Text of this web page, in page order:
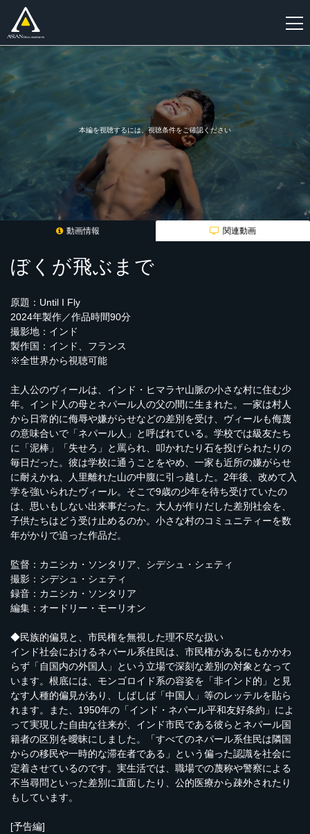
規
本編を視聴するには、視聴条件をご確認ください
動画情報 関連動画
ぼくが飛ぶまで
原題：Until I Fly
2024年製作／作品時間90分
撮影地：インド
製作国：インド、フランス
※全世界から視聴可能
主人公のヴィールは、インド・ヒマラヤ山脈の小さな村に住む少
年。インド人の母とネパール人の父の間に生まれた。一家は村人
から日常的に侮辱や嫌がらせなどの差別を受け、ヴィールも侮蔑
の意味合いで「ネパール人」と呼ばれている。学校では級友たち
に「泥棒」「失せろ」と罵られ、叩かれたり石を投げられたりの
毎日だった。彼は学校に通うことをやめ、一家も近所の嫌がらせ
に耐えかね、人里離れた山の中腹に引っ越した。2年後、改めて入
学を強いられたヴィール。そこで9歳の少年を待ち受けていたの
は、思いもしない出来事だった。大人が作りだした差別社会を、
子供たちはどう受け止めるのか。小さな村のコミュニティーを数
年がかりで追った作品だ。
監督：カニシカ・ソンタリア、シデシュ・シェティ
撮影：シデシュ・シェティ
録音：カニシカ・ソンタリア
編集：オードリー・モーリオン
◆民族的偏見と、市民権を無視した理不尽な扱い
インド社会におけるネパール系住民は、市民権があるにもかかわ
らず「自国内の外国人」という立場で深刻な差別の対象となって
います。根底には、モンゴロイド系の容姿を「非インド的」と見
なす人種的偏見があり、しばしば「中国人」等のレッテルを貼ら
れます。また、1950年の「インド・ネパール平和友好条約」によ
って実現した自由な往来が、インド市民である彼らとネパール国
籍者の区別を曖昧にしました。「すべてのネパール系住民は隣国
からの移民や一時的な滞在者である」という偏った認識を社会に
定着させているのです。実生活では、職場での蔑称や警察による
不当尋問といった差別に直面したり、公的医療から疎外されたり
もしています。
[予告編]